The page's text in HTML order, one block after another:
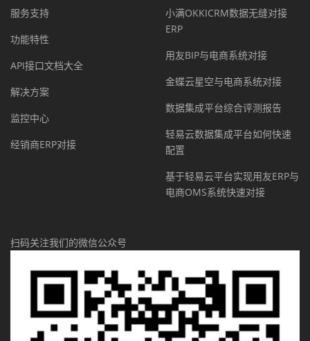
服务支持
功能特性
API接口文档大全
解决方案
监控中心
经销商ERP对接
小满OKKICRM数据无缝对接
ERP
用友BIP与电商系统对接
金蝶云星空与电商系统对接
数据集成平台综合评测报告
轻易云数据集成平台如何快速
配置
基于轻易云平台实现用友ERP与
电商OMS系统快速对接
扫码关注我们的微信公众号